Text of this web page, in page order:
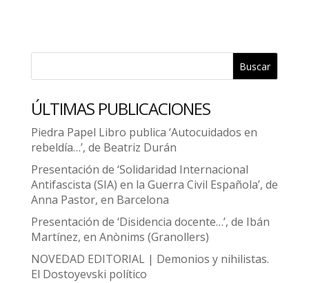
Buscar
ÚLTIMAS PUBLICACIONES
Piedra Papel Libro publica ‘Autocuidados en
rebeldía…’, de Beatriz Durán
Presentación de ‘Solidaridad Internacional
Antifascista (SIA) en la Guerra Civil Española’, de
Anna Pastor, en Barcelona
Presentación de ‘Disidencia docente…’, de Ibán
Martínez, en Anònims (Granollers)
NOVEDAD EDITORIAL | Demonios y nihilistas.
El Dostoyevski político